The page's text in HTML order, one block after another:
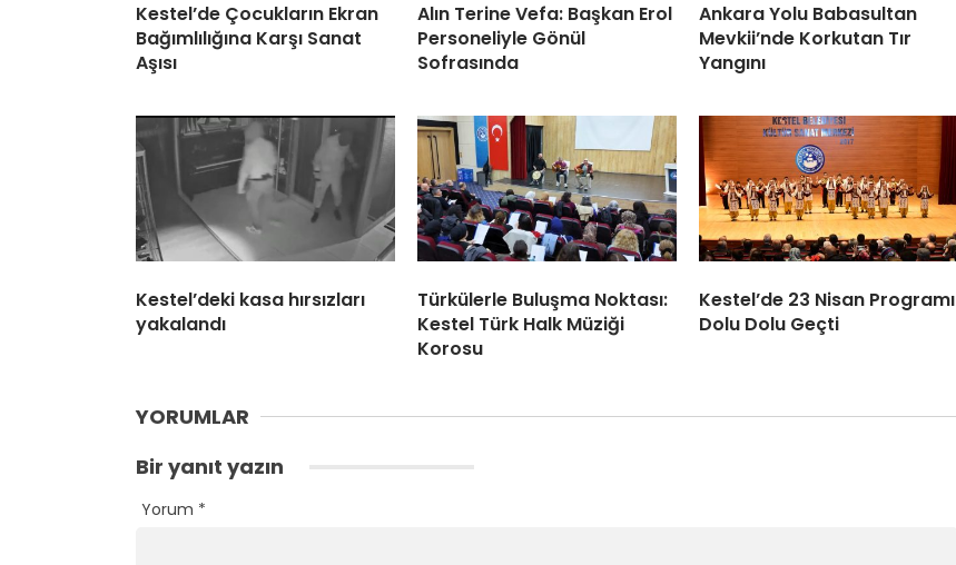
Kestel’de Çocukların Ekran
Bağımlılığına Karşı Sanat
Aşısı
Alın Terine Vefa: Başkan Erol
Personeliyle Gönül
Sofrasında
Ankara Yolu Babasultan
Mevkii’nde Korkutan Tır
Yangını
Kestel’deki kasa hırsızları
yakalandı
Türkülerle Buluşma Noktası:
Kestel Türk Halk Müziği
Korosu
Kestel’de 23 Nisan Programı
Dolu Dolu Geçti
YORUMLAR
Bir yanıt yazın
Yorum *